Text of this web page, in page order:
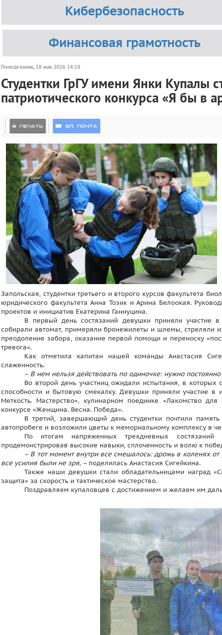
Кибербезопасность
Финансовая грамотность
Понедельник, 18 мая 2026 14:18
Студентки ГрГУ имени Янки Купалы
патриотического конкурса «Я бы в
Запольская, студентки третьего и второго курсов факультета
юридического факультета Анна Тозик и Арина Белоокая.
проектов и инициатив Екатерина Ганнуцина.
В первый день состязаний девушки приняли участие
собирали автомат, примеряли бронежилеты и шлемы, стреляли
преодоление забора, оказание первой помощи и переноску
тревога».
Как отметила капитан нашей команды Анастасия
слаженность.
– В нем нельзя действовать по одиночке: нужно
Во второй день участниц ожидали испытания, в которых
способности и бытовую смекалку. Девушки приняли участие в
Меткость. Мастерство», кулинарном поединке «Лакомство
конкурсе «Женщина. Весна. Победа».
В третий, завершающий день студентки почтили
автопробеге и возложили цветы к мемориальному комплексу в
По итогам напряженных трехдневных состязаний
продемонстрировав высокие навыки, сплоченность и волю к
– В тот момент внутри все смешалось: дрожь в коленях
все усилия были не зря, – поделилась Анастасия Сигейкина.
Также наши девушки стали обладательницами наград
защита» за скорость и тактическое мастерство.
Поздравляем купаловцев с достижением и желаем им